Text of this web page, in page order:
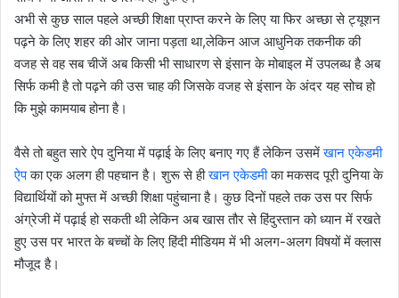
अभी से कुछ साल पहले अच्छी शिक्षा प्राप्त करने के लिए या फिर अच्छा से ट्यूशन
पढ़ने के लिए शहर की ओर जाना पड़ता था,लेकिन आज आधुनिक तकनीक की
वजह से वह सब चीजें अब किसी भी साधारण से इंसान के मोबाइल में उपलब्ध है अब
सिर्फ कमी है तो पढ़ने की उस चाह की जिसके वजह से इंसान के अंदर यह सोच हो
कि मुझे कामयाब होना है।
वैसे तो बहुत सारे ऐप दुनिया में पढ़ाई के लिए बनाए गए हैं लेकिन उसमेंखान एकेडमी
ऐपका एक अलग ही पहचान है। शुरू से हीखान एकेडमीका मकसद पूरी दुनिया के
विद्यार्थियों को मुफ्त में अच्छी शिक्षा पहुंचाना है। कुछ दिनों पहले तक उस पर सिर्फ
अंग्रेजी में पढ़ाई हो सकती थी लेकिन अब खास तौर से हिंदुस्तान को ध्यान में रखते
हुए उस पर भारत के बच्चों के लिए हिंदी मीडियम में भी अलग-अलग विषयों में क्लास
मौजूद है।